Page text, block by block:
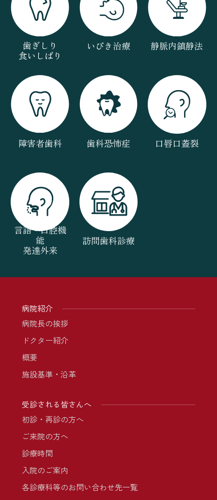
歯ぎしり
食いしばり
いびき治療 静脈内鎮静法
障害者歯科 歯科恐怖症 口唇口蓋裂
言語・口腔機
能
発達外来
訪問歯科診療
病院紹介
病院長の挨拶
ドクター紹介
概要
施設基準・沿革
受診される皆さんへ
初診・再診の方へ
ご来院の方へ
診療時間
入院のご案内
各診療科等のお問い合わせ先一覧